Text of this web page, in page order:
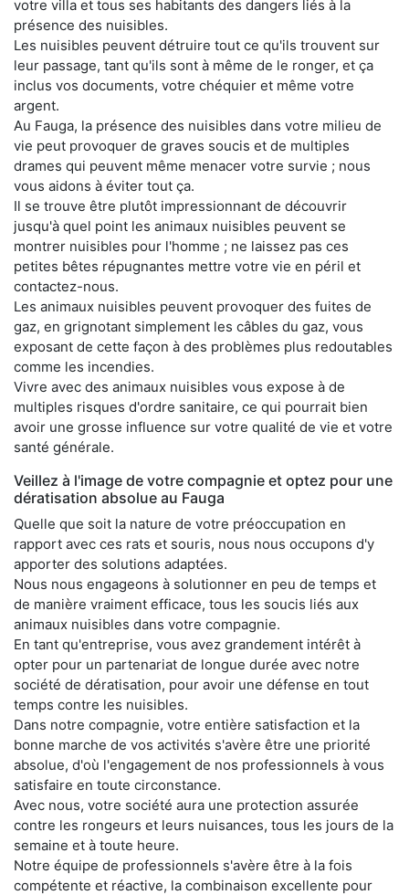
votre villa et tous ses habitants des dangers liés à la
présence des nuisibles.
Les nuisibles peuvent détruire tout ce qu'ils trouvent sur
leur passage, tant qu'ils sont à même de le ronger, et ça
inclus vos documents, votre chéquier et même votre
argent.
Au Fauga, la présence des nuisibles dans votre milieu de
vie peut provoquer de graves soucis et de multiples
drames qui peuvent même menacer votre survie ; nous
vous aidons à éviter tout ça.
Il se trouve être plutôt impressionnant de découvrir
jusqu'à quel point les animaux nuisibles peuvent se
montrer nuisibles pour l'homme ; ne laissez pas ces
petites bêtes répugnantes mettre votre vie en péril et
contactez-nous.
Les animaux nuisibles peuvent provoquer des fuites de
gaz, en grignotant simplement les câbles du gaz, vous
exposant de cette façon à des problèmes plus redoutables
comme les incendies.
Vivre avec des animaux nuisibles vous expose à de
multiples risques d'ordre sanitaire, ce qui pourrait bien
avoir une grosse influence sur votre qualité de vie et votre
santé générale.
Veillez à l'image de votre compagnie et optez pour une
dératisation absolue au Fauga
Quelle que soit la nature de votre préoccupation en
rapport avec ces rats et souris, nous nous occupons d'y
apporter des solutions adaptées.
Nous nous engageons à solutionner en peu de temps et
de manière vraiment efficace, tous les soucis liés aux
animaux nuisibles dans votre compagnie.
En tant qu'entreprise, vous avez grandement intérêt à
opter pour un partenariat de longue durée avec notre
société de dératisation, pour avoir une défense en tout
temps contre les nuisibles.
Dans notre compagnie, votre entière satisfaction et la
bonne marche de vos activités s'avère être une priorité
absolue, d'où l'engagement de nos professionnels à vous
satisfaire en toute circonstance.
Avec nous, votre société aura une protection assurée
contre les rongeurs et leurs nuisances, tous les jours de la
semaine et à toute heure.
Notre équipe de professionnels s'avère être à la fois
compétente et réactive, la combinaison excellente pour